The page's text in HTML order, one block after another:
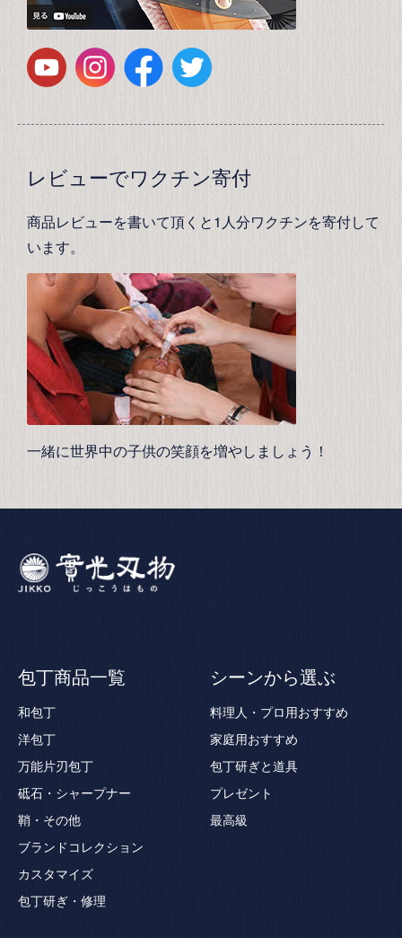
レビューでワクチン寄付
商品レビューを書いて頂くと1人分ワクチンを寄付して
います。
一緒に世界中の子供の笑顔を増やしましょう！
包丁商品一覧
和包丁
洋包丁
万能片刃包丁
砥石・シャープナー
鞘・その他
ブランドコレクション
カスタマイズ
包丁研ぎ・修理
シーンから選ぶ
料理人・プロ用おすすめ
家庭用おすすめ
包丁研ぎと道具
プレゼント
最高級